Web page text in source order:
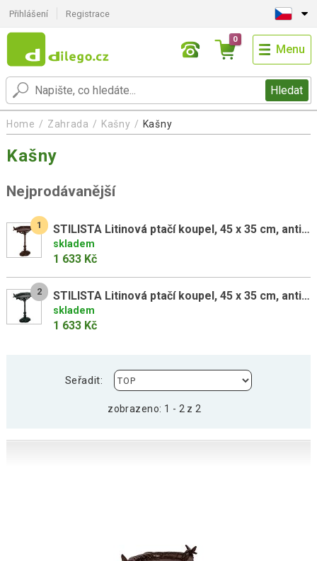
Přihlášení Registrace
Hledat
0
Menu
Home Zahrada Kašny Kašny
Kašny
Nejprodávanější
1 STILISTA Litinová ptačí koupel, 45 x 35 cm, antická hnědá
skladem
1 633 Kč
2 STILISTA Litinová ptačí koupel, 45 x 35 cm, antická zelená
skladem
1 633 Kč
Seřadit:
zobrazeno: 1 - 2 z 2